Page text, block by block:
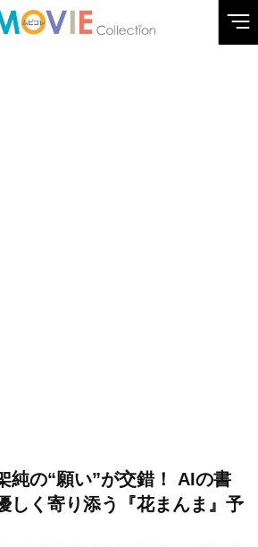
純の“願い”が交錯！ AIの書
しく寄り添う『花まんま』予